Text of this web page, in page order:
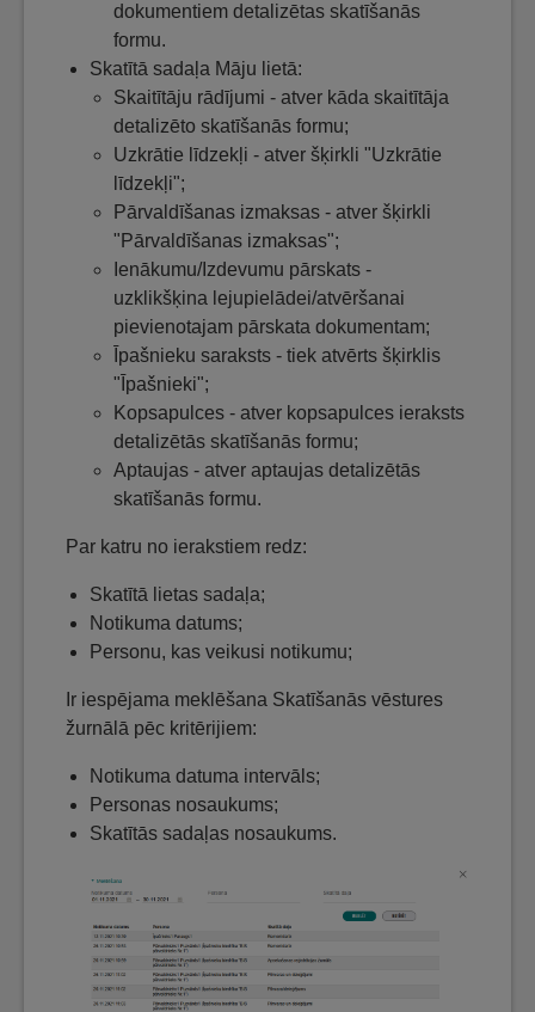
dokumentiem detalizētas skatīšanās
formu.
Skatītā sadaļa Māju lietā:
Skaitītāju rādījumi - atver kāda skaitītāja
detalizēto skatīšanās formu;
Uzkrātie līdzekļi - atver šķirkli "Uzkrātie
līdzekļi";
Pārvaldīšanas izmaksas - atver šķirkli
"Pārvaldīšanas izmaksas";
Ienākumu/Izdevumu pārskats -
uzklikšķina lejupielādei/atvēršanai
pievienotajam pārskata dokumentam;
Īpašnieku saraksts - tiek atvērts šķirklis
"Īpašnieki";
Kopsapulces - atver kopsapulces ieraksts
detalizētās skatīšanās formu;
Aptaujas - atver aptaujas detalizētās
skatīšanās formu.
Par katru no ierakstiem redz:
Skatītā lietas sadaļa;
Notikuma datums;
Personu, kas veikusi notikumu;
Ir iespējama meklēšana Skatīšanās vēstures
žurnālā pēc kritērijiem:
Notikuma datuma intervāls;
Personas nosaukums;
Skatītās sadaļas nosaukums.